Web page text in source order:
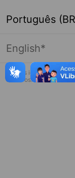
Português
English*
* Esses idiomas serão
terceiros.